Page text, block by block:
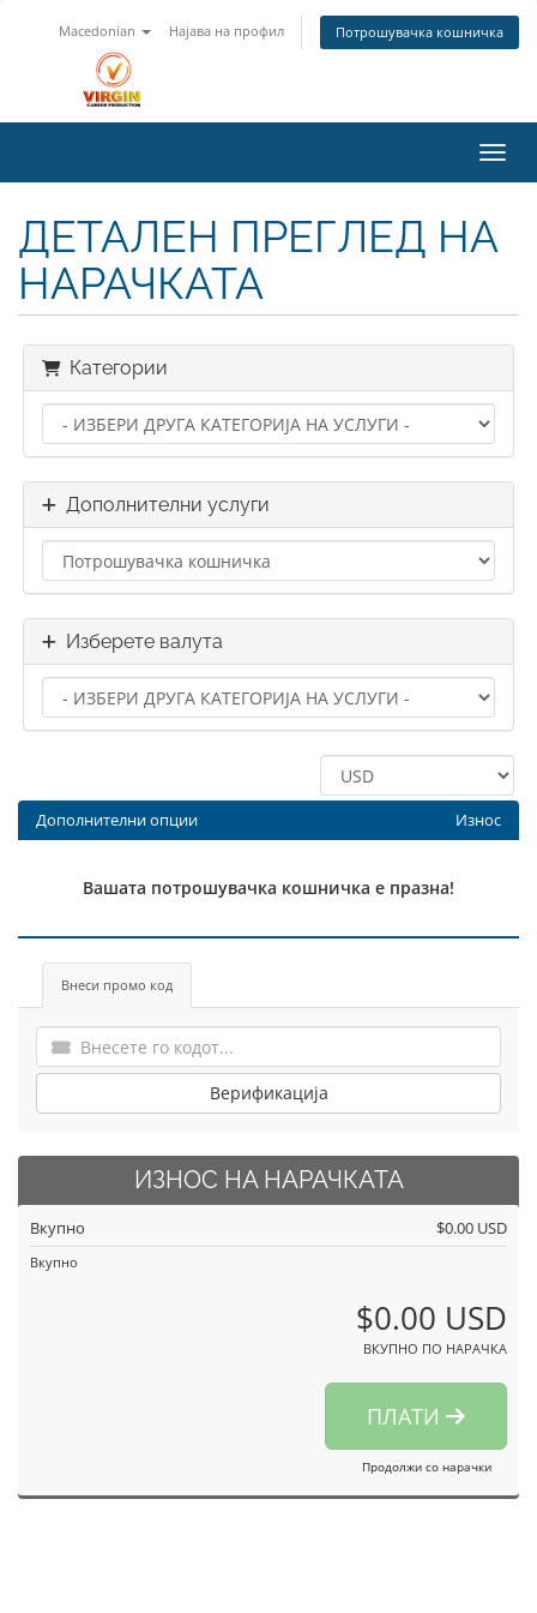
Macedonian Најава на профил Потрошувачка кошничка
ДЕТАЛЕН ПРЕГЛЕД НА
НАРАЧКАТА
Категории
Дополнителни услуги
Изберете валута
Дополнителни опции Износ
Вашата потрошувачка кошничка е празна!
Внеси промо код
Верификација
ИЗНОС НА НАРАЧКАТА
Вкупно $0.00 USD
Вкупно
$0.00 USD
ВКУПНО ПО НАРАЧКА
ПЛАТИ
Продолжи со нарачки